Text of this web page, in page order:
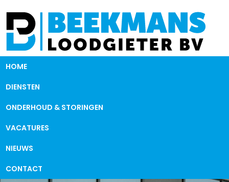
HOME
DIENSTEN
ONDERHOUD & STORINGEN
VACATURES
NIEUWS
CONTACT